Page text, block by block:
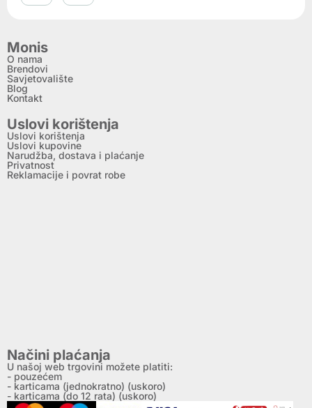
Monis
O nama
Brendovi
Savjetovalište
Blog
Kontakt
Uslovi korištenja
Uslovi korištenja
Uslovi kupovine
Narudžba, dostava i plaćanje
Privatnost
Reklamacije i povrat robe
Načini plaćanja
U našoj web trgovini možete platiti:
- pouzećem
- karticama (jednokratno) (uskoro)
- karticama (do 12 rata) (uskoro)